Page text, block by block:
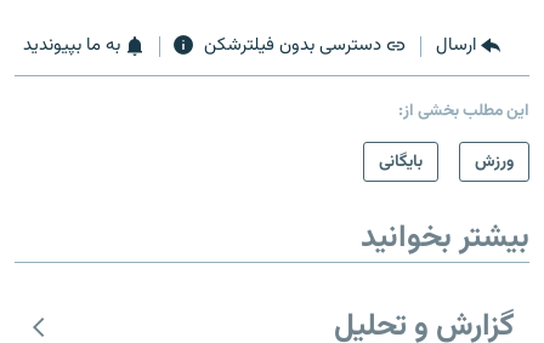
ارسال دسترسی بدون فیلترشکن به ما بپیوندید
این مطلب بخشی از:
ورزش
بایگانی
بیشتر بخوانید
گزارش و تحلیل